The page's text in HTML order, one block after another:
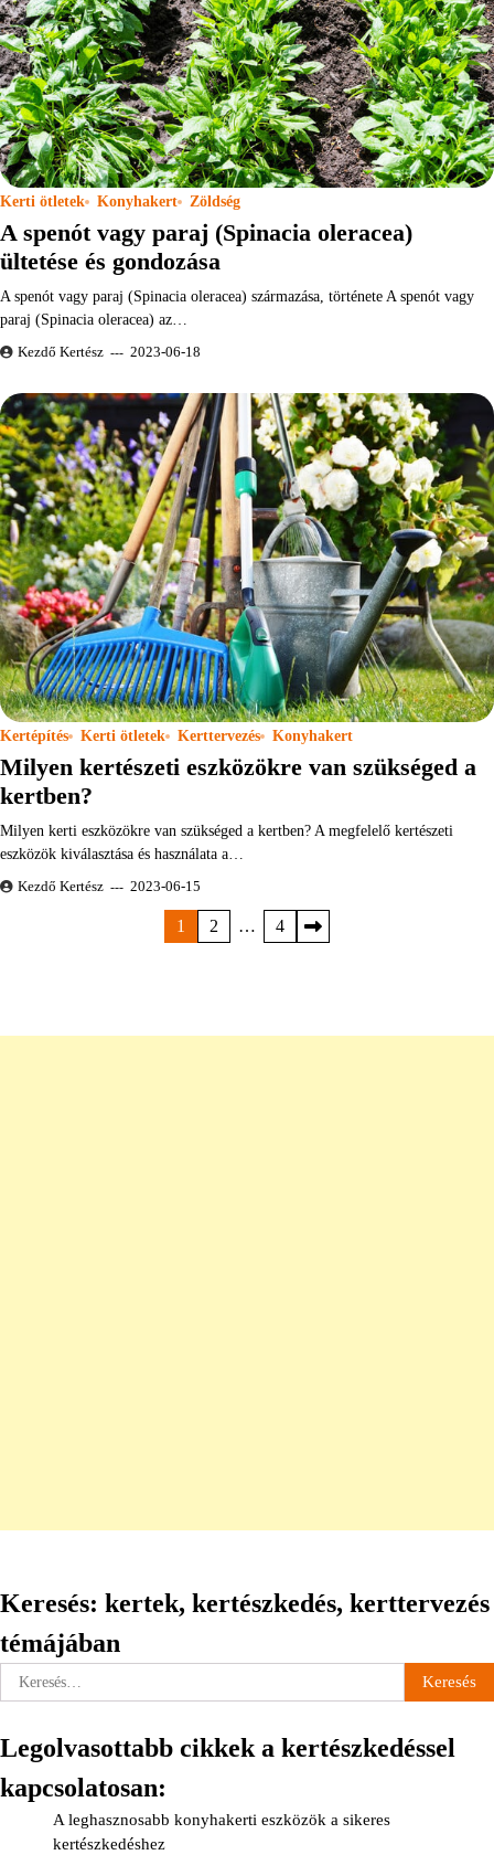
Kerti ötletek Konyhakert Zöldség
A spenót vagy paraj (Spinacia oleracea)
ültetése és gondozása
A spenót vagy paraj (Spinacia oleracea) származása, története A spenót vagy
paraj (Spinacia oleracea) az…
Kezdő Kertész 2023-06-18
Kertépítés Kerti ötletek Kerttervezés Konyhakert
Milyen kertészeti eszközökre van szükséged a
kertben?
Milyen kerti eszközökre van szükséged a kertben? A megfelelő kertészeti
eszközök kiválasztása és használata a…
Kezdő Kertész 2023-06-15
1 2 … 4
Keresés: kertek, kertészkedés, kerttervezés
témájában
Keresés:
Legolvasottabb cikkek a kertészkedéssel
kapcsolatosan:
A leghasznosabb konyhakerti eszközök a sikeres
kertészkedéshez